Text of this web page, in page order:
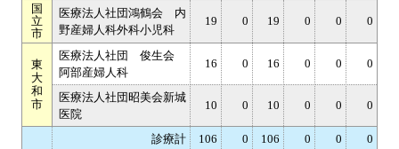
国
立
市
医療法人社団鴻鶴会 内
野産婦人科外科小児科
19 0 19 0 0 0
東
大
和
市
医療法人社団 俊生会
阿部産婦人科
16 0 16 0 0 0
医療法人社団昭美会新城
医院
10 0 10 0 0 0
診療計 106 0 106 0 0 0